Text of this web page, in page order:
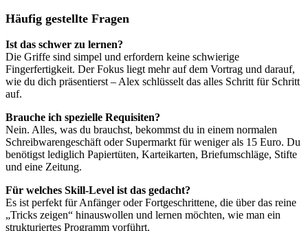
Häufig gestellte Fragen
Ist das schwer zu lernen?
Die Griffe sind simpel und erfordern keine schwierige
Fingerfertigkeit. Der Fokus liegt mehr auf dem Vortrag und darauf,
wie du dich präsentierst – Alex schlüsselt das alles Schritt für Schritt
auf.
Brauche ich spezielle Requisiten?
Nein. Alles, was du brauchst, bekommst du in einem normalen
Schreibwarengeschäft oder Supermarkt für weniger als 15 Euro. Du
benötigst lediglich Papiertüten, Karteikarten, Briefumschläge, Stifte
und eine Zeitung.
Für welches Skill-Level ist das gedacht?
Es ist perfekt für Anfänger oder Fortgeschrittene, die über das reine
„Tricks zeigen“ hinauswollen und lernen möchten, wie man ein
strukturiertes Programm vorführt.